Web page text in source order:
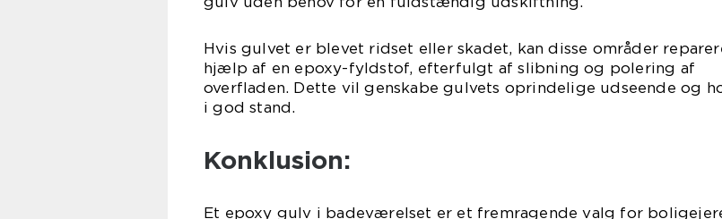
Hvis gulvet er blevet ridset eller skadet, kan disse områder
hjælp af en epoxy-fyldstof, efterfulgt af slibning og polering af
overfladen. Dette vil genskabe gulvets oprindelige udseende og
i god stand.
Konklusion:
Et epoxy gulv i badeværelset er et fremragende valg for